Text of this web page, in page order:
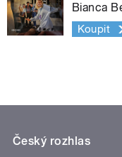
Bianca
Koupit
Český rozhlas